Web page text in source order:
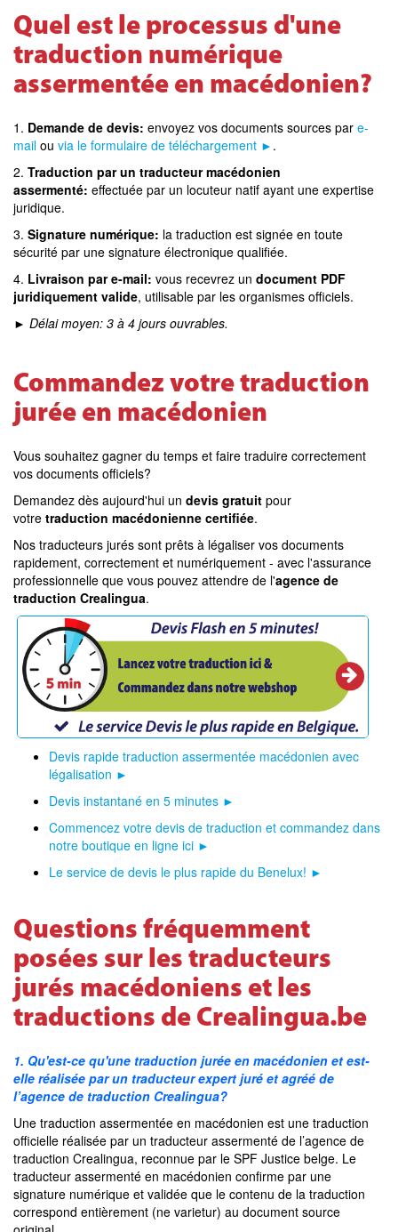
Quel est le processus d'une
traduction numérique
assermentée en macédonien?
1. Demande de devis: envoyez vos documents sources par e-
mail ou via le formulaire de téléchargement ► .
2. Traduction par un traducteur macédonien
assermenté: effectuée par un locuteur natif ayant une expertise
juridique.
3. Signature numérique: la traduction est signée en toute
sécurité par une signature électronique qualifiée.
4. Livraison par e-mail: vous recevrez un document PDF
juridiquement valide, utilisable par les organismes officiels.
► Délai moyen: 3 à 4 jours ouvrables.
Commandez votre traduction
jurée en macédonien
Vous souhaitez gagner du temps et faire traduire correctement
vos documents officiels?
Demandez dès aujourd'hui un devis gratuit pour
votre traduction macédonienne certifiée.
Nos traducteurs jurés sont prêts à légaliser vos documents
rapidement, correctement et numériquement - avec l'assurance
professionnelle que vous pouvez attendre de l'agence de
traduction Crealingua.
Devis rapide traduction assermentée macédonien avec
légalisation ►
Devis instantané en 5 minutes ►
Commencez votre devis de traduction et commandez dans
notre boutique en ligne ici ►
Le service de devis le plus rapide du Benelux! ►
Questions fréquemment
posées sur les traducteurs
jurés macédoniens et les
traductions de Crealingua.be
1. Qu'est-ce qu'une traduction jurée en macédonien et est-
elle réalisée par un traducteur expert juré et agréé de
l’agence de traduction Crealingua?
Une traduction assermentée en macédonien est une traduction
officielle réalisée par un traducteur assermenté de l’agence de
traduction Crealingua, reconnue par le SPF Justice belge. Le
traducteur assermenté en macédonien confirme par une
signature numérique et validée que le contenu de la traduction
correspond entièrement (ne varietur) au document source